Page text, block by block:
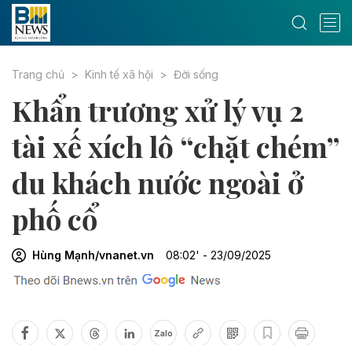
Trang chủ Kinh tế xã hội Đời sống
Khẩn trương xử lý vụ 2
tài xế xích lô “chặt chém”
du khách nước ngoài ở
phố cổ
Hùng Mạnh/vnanet.vn 08:02' - 23/09/2025
Zalo